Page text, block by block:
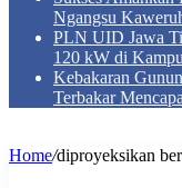
Ngangsu
PLN UID Jawa
120 kW di
Kebakaran
Terbakar
Home/diproyeksikan